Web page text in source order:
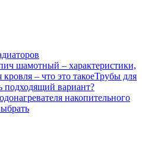
шамотный – характеристики,
– что это такоеТрубы для
подходящий вариант?
накопительного